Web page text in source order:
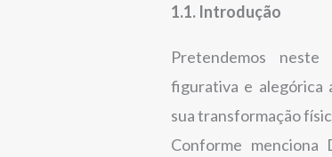
1.1. Introdução
Pretendemos
figurativa e alegórica
sua transformação
Conforme menciona